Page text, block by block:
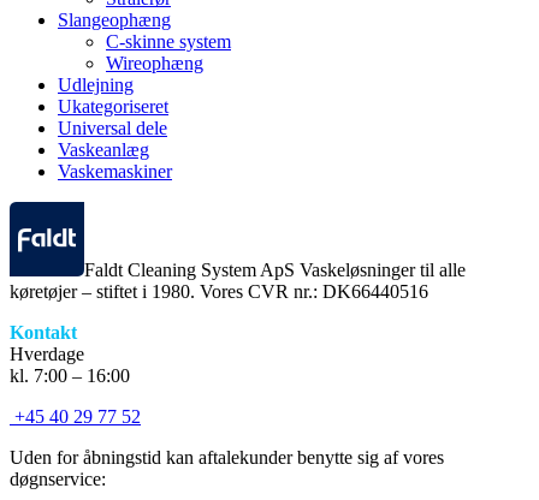
Slangeophæng
C-skinne system
Wireophæng
Udlejning
Ukategoriseret
Universal dele
Vaskeanlæg
Vaskemaskiner
Faldt Cleaning System ApS Vaskeløsninger til alle
køretøjer – stiftet i 1980. Vores CVR nr.: DK66440516
Kontakt
Hverdage
kl. 7:00 – 16:00
+45 40 29 77 52
Uden for åbningstid kan aftalekunder benytte sig af vores
døgnservice: